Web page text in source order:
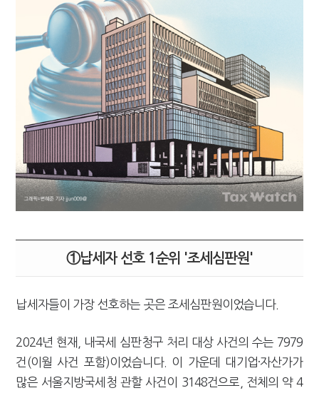
①납세자 선호 1순위 '조세심판원'
납세자들이 가장 선호하는 곳은 조세심판원이었습니다.
2024년 현재, 내국세 심판청구 처리 대상 사건의 수는 7979
건(이월 사건 포함)이었습니다. 이 가운데 대기업·자산가가
많은 서울지방국세청 관할 사건이 3148건으로, 전체의 약 4